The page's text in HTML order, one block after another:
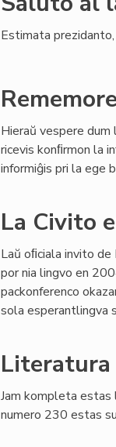
Estimata
Hieraŭ vespere
ricevis konﬁrmon la
informiĝis pri la ege
La Civito
Laŭ oﬁciala invito
por nia lingvo en
packonferenco
sola esperantlingva
Literatura
Jam kompleta
numero 230 estas